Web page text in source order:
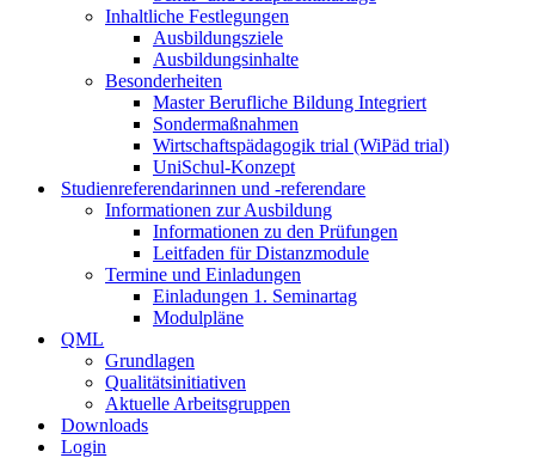
Inhaltliche Festlegungen
Ausbildungsziele
Ausbildungsinhalte
Besonderheiten
Master Berufliche Bildung Integriert
Sondermaßnahmen
Wirtschaftspädagogik trial (WiPäd trial)
UniSchul-Konzept
Studienreferendarinnen und -referendare
Informationen zur Ausbildung
Informationen zu den Prüfungen
Leitfaden für Distanzmodule
Termine und Einladungen
Einladungen 1. Seminartag
Modulpläne
QML
Grundlagen
Qualitätsinitiativen
Aktuelle Arbeitsgruppen
Downloads
Login